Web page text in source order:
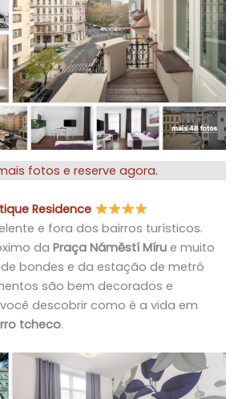
fotos e reserve agora.
Residence
e fora dos bairros turísticos.
da Praça Náměstí Míru e muito
bondes e da estação de metrô
são bem decorados e
descobrir como é a vida em
tcheco.